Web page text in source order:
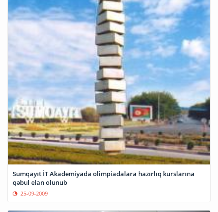
Sumqayıt İT Akademiyada olimpiadalara hazırlıq kurslarına
qəbul elan olunub
25-09-2009